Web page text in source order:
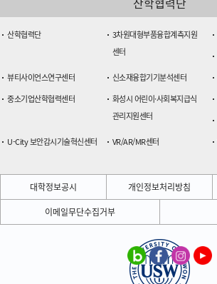
대
학
바
라
본
울
살
ICT
산학협력단
3차원대형부품융합계측지원
센터
뷰티사이언스연구센터
신소재융합기기분석센터
중소기업산학협력센터
화성시 어린이·사회복지급식
관리지원센터
U-City 보안감시기술혁신센터
VR/AR/MR센터
대학정보공시 개인정보처리방침
이메일무단수집거부